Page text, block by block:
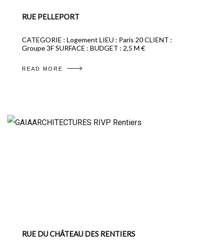
RUE PELLEPORT
CATEGORIE : Logement LIEU : Paris 20 CLIENT :
Groupe 3F SURFACE : BUDGET : 2,5 M €
READ MORE
RUE DU CHÂTEAU DES RENTIERS